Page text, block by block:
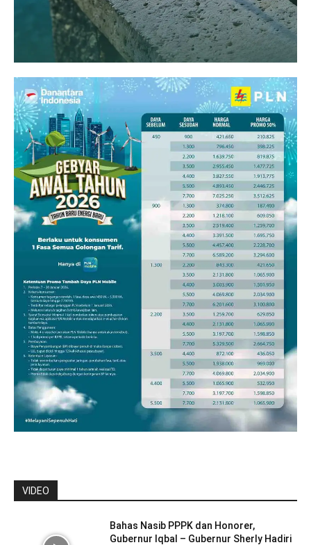
VIDEO
Bahas Nasib PPPK dan Honorer,
Gubernur Iqbal – Gubernur Sherly Hadiri